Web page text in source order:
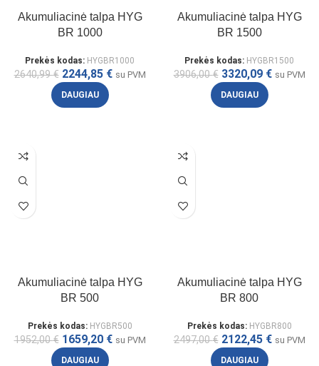
Akumuliacinė talpa HYG
BR 1000
Prekės kodas: HYGBR1000
2640,99€ 2244,85 € su PVM
DAUGIAU
Akumuliacinė talpa HYG
BR 1500
Prekės kodas: HYGBR1500
3906,00€ 3320,09 € su PVM
DAUGIAU
Akumuliacinė talpa HYG
BR 500
Prekės kodas: HYGBR500
1952,00€ 1659,20 € su PVM
DAUGIAU
Akumuliacinė talpa HYG
BR 800
Prekės kodas: HYGBR800
2497,00€ 2122,45 € su PVM
DAUGIAU